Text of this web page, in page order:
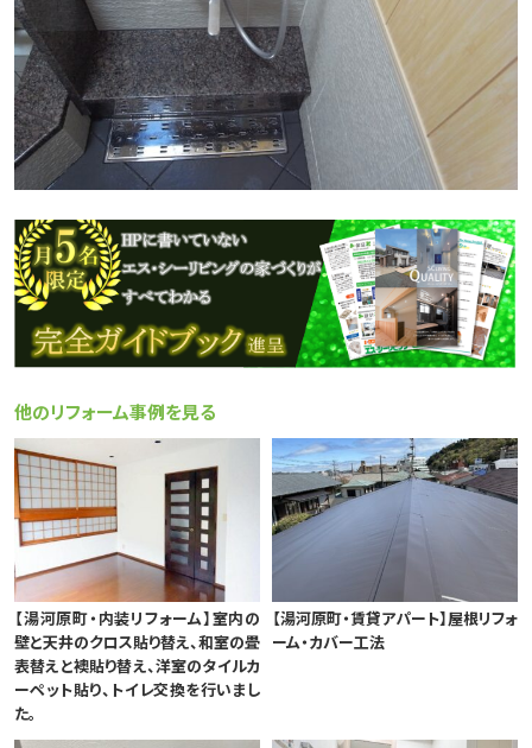
他のリフォーム事例を見る
【湯河原町・内装リフォーム】室内の
壁と天井のクロス貼り替え、和室の畳
表替えと襖貼り替え、洋室のタイルカ
ーペット貼り、トイレ交換を行いまし
た。
【湯河原町・賃貸アパート】屋根リフォ
ーム・カバー工法